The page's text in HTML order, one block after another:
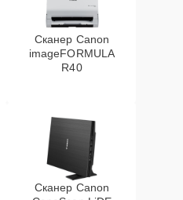
Сканер Canon
imageFORMULA
R40
Сканер Canon